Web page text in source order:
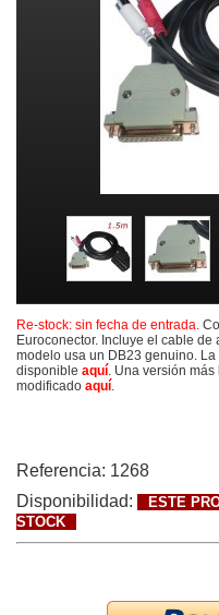
Re-stock: sin fecha de entrada.
Euroconector. Incluye el cable
modelo usa un DB23 genuino.
disponible aquí. Una versión
modificado aquí.
Referencia: 1268
Disponibilidad:
ESTE
STOCK